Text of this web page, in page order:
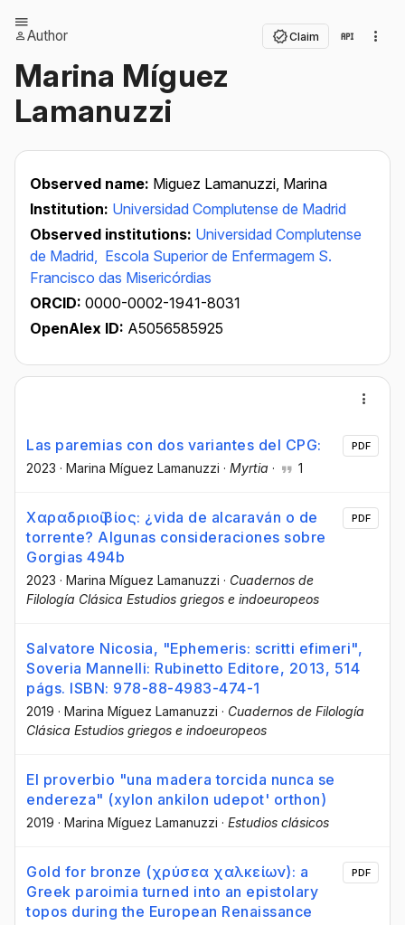
Author Claim
Marina Míguez
Lamanuzzi
Observed name: Miguez Lamanuzzi, Marina
Institution: Universidad Complutense de Madrid
Observed institutions: Universidad Complutense
de Madrid, Escola Superior de Enfermagem S.
Francisco das Misericórdias
ORCID: 0000-0002-1941-8031
OpenAlex ID: A5056585925
Las paremias con dos variantes del CPG:
2023 · Marina Míguez Lamanuzzi · Myrtia · 1
PDF
Χαραδριοῦ βίος: ¿vida de alcaraván o de
torrente? Algunas consideraciones sobre
Gorgias 494b
2023 · Marina Míguez Lamanuzzi · Cuadernos de
Filología Clásica Estudios griegos e indoeuropeos
PDF
Salvatore Nicosia, "Ephemeris: scritti efimeri",
Soveria Mannelli: Rubinetto Editore, 2013, 514
págs. ISBN: 978-88-4983-474-1
2019 · Marina Míguez Lamanuzzi · Cuadernos de Filología
Clásica Estudios griegos e indoeuropeos
El proverbio "una madera torcida nunca se
endereza" (xylon ankilon udepot' orthon)
2019 · Marina Míguez Lamanuzzi · Estudios clásicos
Gold for bronze (χρύσεα χαλκείων): a
Greek paroimia turned into an epistolary
topos during the European Renaissance
PDF